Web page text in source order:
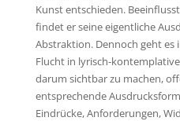
Kunst entschieden.
findet er seine eigentliche
Abstraktion. Dennoch geht
Flucht in lyrisch-
darum sichtbar zu machen,
entsprechende
Eindrücke, Anforderungen,